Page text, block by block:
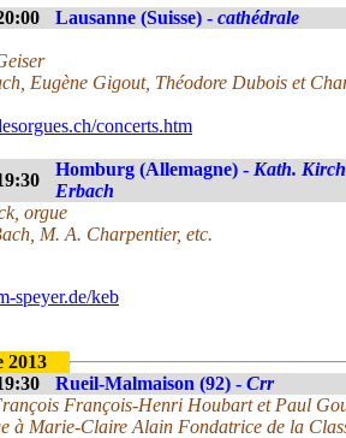
Lausanne (Suisse) - cathédrale
Eugène Gigout, Théodore Dubois et
concerts.htm
Homburg (Allemagne) - Kath.
Erbach
orgue
M. A. Charpentier, etc.
speyer.de/keb
2013
Rueil-Malmaison (92) - Crr
François-Henri Houbart et Paul
à Marie-Claire Alain Fondatrice de la